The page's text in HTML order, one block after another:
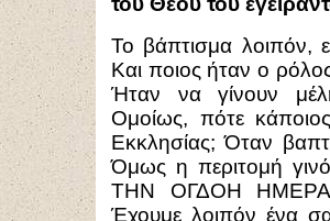
Το βάπτισμα λοιπόν,
Και ποιος ήταν ο
Ήταν να γίνουν
Ομοίως, πότε κάποιος
Εκκλησίας; Όταν
Όμως η περιτομή
ΤΗΝ ΟΓΔΟΗ
Έχουμε λοιπόν ένα